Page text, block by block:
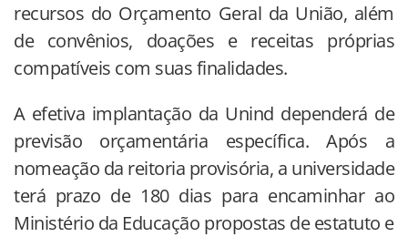
recursos do Orçamento Geral da União, além
de convênios, doações e receitas próprias
compatíveis com suas finalidades.
A efetiva implantação da Unind dependerá de
previsão orçamentária específica. Após a
nomeação da reitoria provisória, a universidade
terá prazo de 180 dias para encaminhar ao
Ministério da Educação propostas de estatuto e